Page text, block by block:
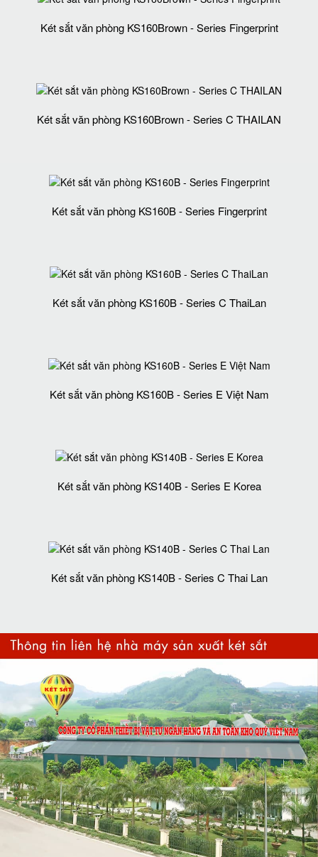
Két sắt văn phòng KS160Brown - Series Fingerprint
Két sắt văn phòng KS160Brown - Series C THAILAN
Két sắt văn phòng KS160B - Series Fingerprint
Két sắt văn phòng KS160B - Series C ThaiLan
Két sắt văn phòng KS160B - Series E Việt Nam
Két sắt văn phòng KS140B - Series E Korea
Két sắt văn phòng KS140B - Series C Thai Lan